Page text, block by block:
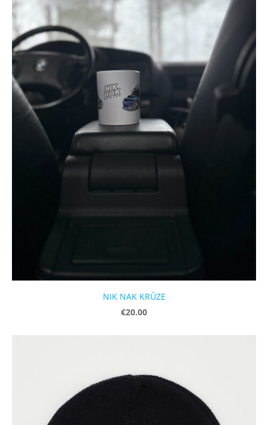
NIK NAK KRŪZE
€20.00